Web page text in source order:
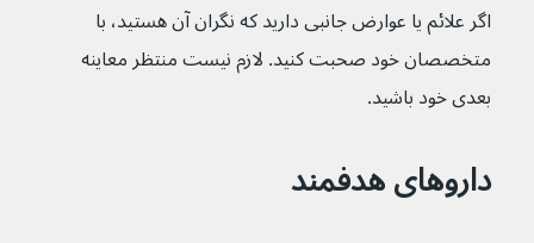
اگر علائم یا عوارض جانبی دارید که نگران آن هستید، با
متخصصان خود صحبت کنید. لازم نیست منتظر معاینه
بعدی خود باشید.
داروهای هدفمند